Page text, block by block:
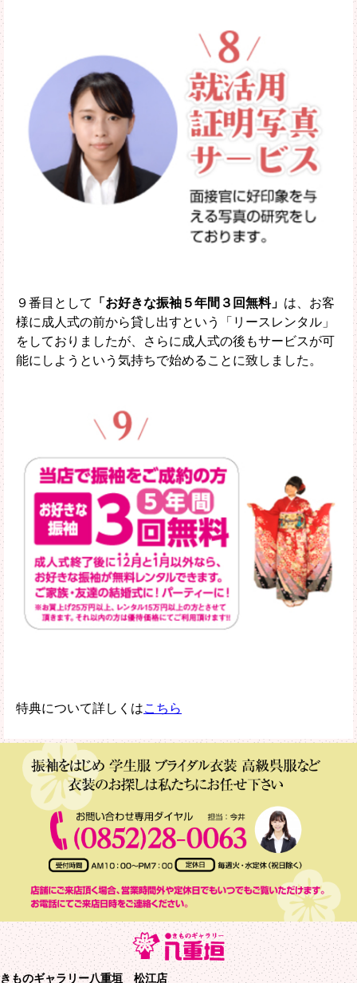
９番目として 「お好きな振袖５年間３回無料」 は、お客
様に成人式の前から貸し出すという「リースレンタル」
をしておりましたが、さらに成人式の後もサービスが可
能にしようという気持ちで始めることに致しました。
特典について詳しくはこちら
きものギャラリー八重垣 松江店